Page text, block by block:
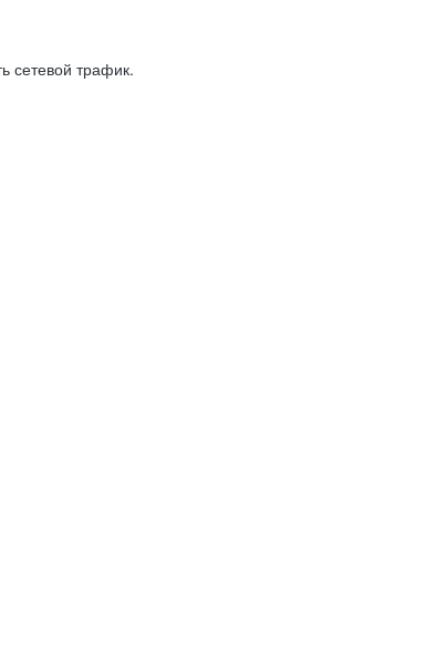
сетевой трафик.